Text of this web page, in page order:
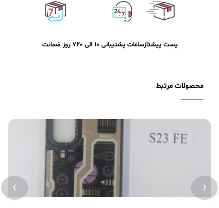
پست پیشتازساعات پشتیبانی 10 الی 20 7 روز ضمانت
محصولات مرتبط
‹
›